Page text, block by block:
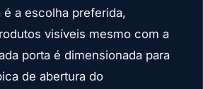
a escolha preferida,
visíveis mesmo com a
porta é dimensionada para
de abertura do